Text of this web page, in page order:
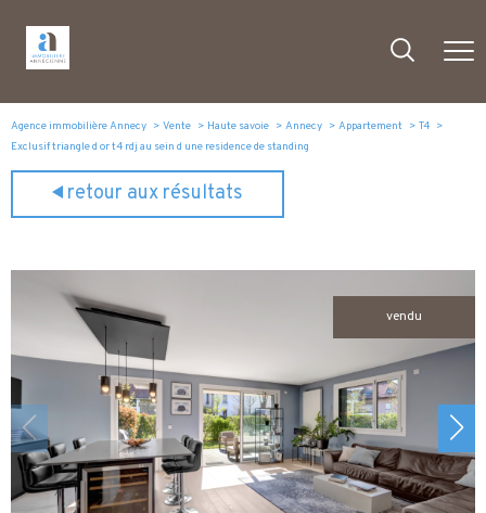
Agence immobilière Annecy Vente Haute savoie Annecy Appartement
T4
Exclusif triangle d or t4 rdj au sein d une residence de standing
retour aux résultats
vendu